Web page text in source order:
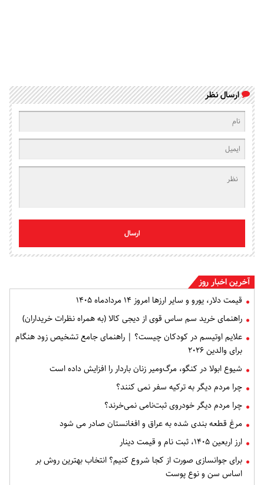
ارسال نظر
ارسال
آخرین اخبار روز
قیمت دلار، یورو و سایر ارزها امروز ۱۴ مردادماه ۱۴۰۵
راهنمای خرید سم ساس قوی از دیجی کالا (به همراه نظرات خریداران)
علایم اوتیسم در کودکان چیست؟ | راهنمای جامع تشخیص زود هنگام
برای والدین ۲۰۲۶
شیوع ابولا در کنگو، مرگ‌ومیر زنان باردار را افزایش داده است
چرا مردم دیگر به ترکیه سفر نمی کنند؟
چرا مردم دیگر خودروی ثبت‌نامی نمی‌خرند؟
مرغ قطعه‌ بندی شده به عراق و افغانستان صادر می شود
ارز اربعین ۱۴۰۵، ثبت‌ نام و قیمت دینار
برای جوانسازی صورت از کجا شروع کنیم؟ انتخاب بهترین روش بر
اساس سن و نوع پوست